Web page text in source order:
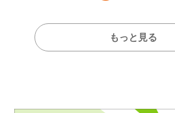
もっと見る